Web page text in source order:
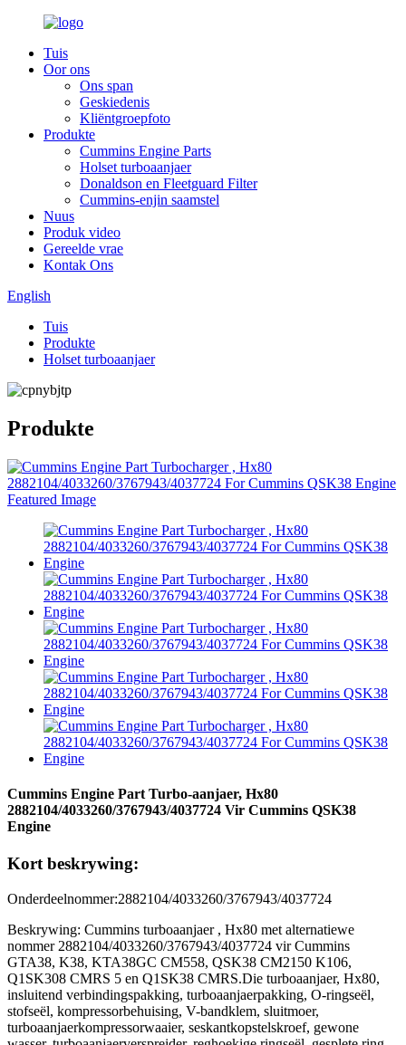
Tuis
Oor ons
Ons span
Geskiedenis
Kliëntgroepfoto
Produkte
Cummins Engine Parts
Holset turboaanjaer
Donaldson en Fleetguard Filter
Cummins-enjin saamstel
Nuus
Produk video
Gereelde vrae
Kontak Ons
English
Tuis
Produkte
Holset turboaanjaer
Produkte
Cummins Engine Part Turbo-aanjaer, Hx80
2882104/4033260/3767943/4037724 Vir Cummins QSK38
Engine
Kort beskrywing:
Onderdeelnommer:2882104/4033260/3767943/4037724
Beskrywing: Cummins turboaanjaer , Hx80 met alternatiewe
nommer 2882104/4033260/3767943/4037724 vir Cummins
GTA38, K38, KTA38GC CM558, QSK38 CM2150 K106,
Q1SK308 CMRS 5 en Q1SK38 CMRS.Die turboaanjaer, Hx80,
insluitend verbindingspakking, turboaanjaerpakking, O-ringseël,
stofseël, kompressorbehuising, V-bandklem, sluitmoer,
turboaanjaerkompressorwaaier, seskantkopstelskroef, gewone